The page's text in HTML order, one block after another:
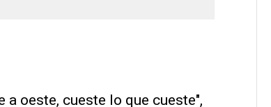
a oeste, cueste lo que cueste",